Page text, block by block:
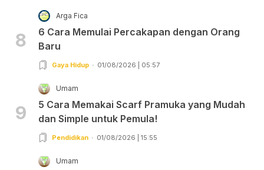
8
Arga Fica
6 Cara Memulai Percakapan dengan Orang
Baru
Gaya Hidup 01/08/2026 | 05:57
9
Umam
5 Cara Memakai Scarf Pramuka yang Mudah
dan Simple untuk Pemula!
Pendidikan 01/08/2026 | 15:55
Umam